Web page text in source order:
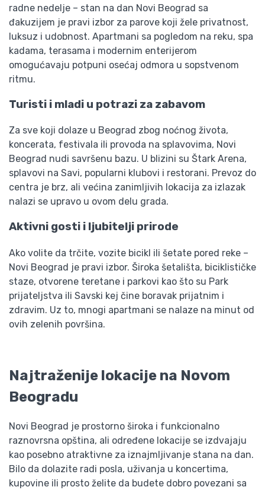
radne nedelje – stan na dan Novi Beograd sa
đakuzijem je pravi izbor za parove koji žele privatnost,
luksuz i udobnost. Apartmani sa pogledom na reku, spa
kadama, terasama i modernim enterijerom
omogućavaju potpuni osećaj odmora u sopstvenom
ritmu.
Turisti i mladi u potrazi za zabavom
Za sve koji dolaze u Beograd zbog noćnog života,
koncerata, festivala ili provoda na splavovima, Novi
Beograd nudi savršenu bazu. U blizini su Štark Arena,
splavovi na Savi, popularni klubovi i restorani. Prevoz do
centra je brz, ali većina zanimljivih lokacija za izlazak
nalazi se upravo u ovom delu grada.
Aktivni gosti i ljubitelji prirode
Ako volite da trčite, vozite bicikl ili šetate pored reke –
Novi Beograd je pravi izbor. Široka šetališta, biciklističke
staze, otvorene teretane i parkovi kao što su Park
prijateljstva ili Savski kej čine boravak prijatnim i
zdravim. Uz to, mnogi apartmani se nalaze na minut od
ovih zelenih površina.
Najtraženije lokacije na Novom
Beogradu
Novi Beograd je prostorno široka i funkcionalno
raznovrsna opština, ali određene lokacije se izdvajaju
kao posebno atraktivne za iznajmljivanje stana na dan.
Bilo da dolazite radi posla, uživanja u koncertima,
kupovine ili prosto želite da budete dobro povezani sa